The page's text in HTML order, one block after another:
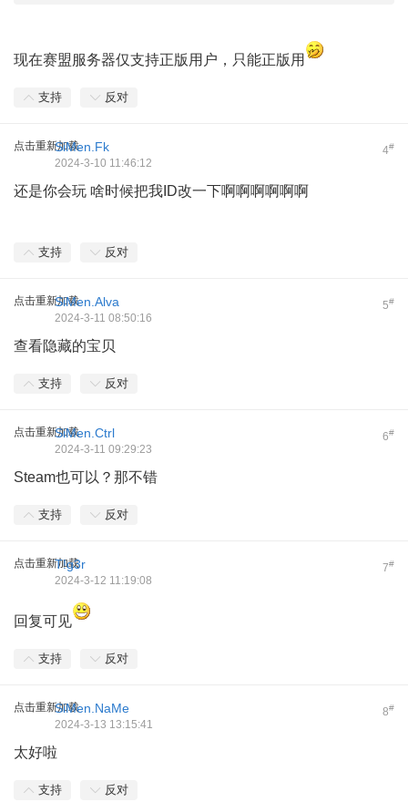
现在赛盟服务器仅支持正版用户，只能正版用
支持 反对
点击重新加载 4#
SiMen.Fk
2024-3-10 11:46:12
还是你会玩 啥时候把我ID改一下啊啊啊啊啊啊
支持 反对
点击重新加载 5#
SiMen.Alva
2024-3-11 08:50:16
查看隐藏的宝贝
支持 反对
点击重新加载 6#
SiMen.Ctrl
2024-3-11 09:29:23
Steam也可以？那不错
支持 反对
点击重新加载 7#
T!g3r
2024-3-12 11:19:08
回复可见
支持 反对
点击重新加载 8#
SiMen.NaMe
2024-3-13 13:15:41
太好啦
支持 反对